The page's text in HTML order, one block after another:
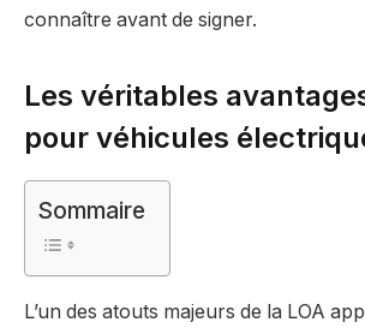
connaître avant de signer.
Les véritables
pour véhicules
Sommaire
L’un des atouts majeurs de la LOA